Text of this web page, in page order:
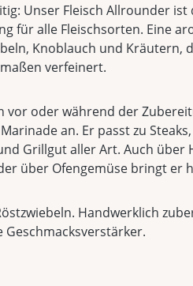
Unser Fleisch Allrounder ist
für alle Fleischsorten. Eine
Knoblauch und Kräutern,
verfeinert.
vor oder während der
an. Er passt zu
Grillgut aller Art. Auch über
über Ofengemüse bringt er
Handwerklich